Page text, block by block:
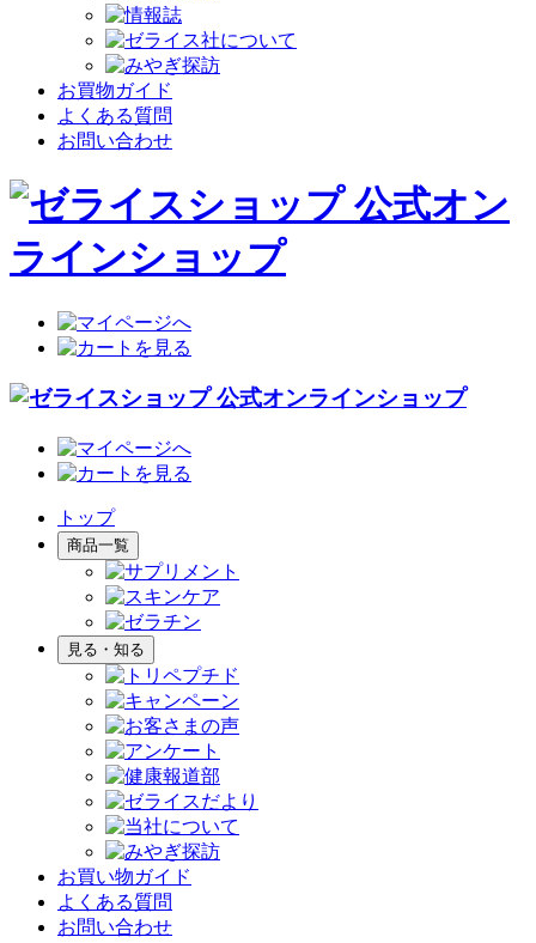
お買物ガイド
よくある質問
お問い合わせ
トップ
商品一覧
見る・知る
お買い物ガイド
よくある質問
お問い合わせ